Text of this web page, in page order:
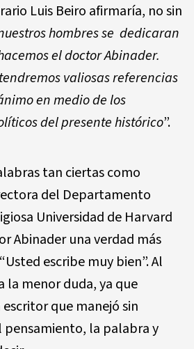
Luis Beiro afirmaría, no sin
hombres se dedicaran
el doctor Abinader.
valiosas referencias
en medio de los
del presente histórico”.
tan ciertas como
del Departamento
Universidad de Harvard
Abinader una verdad más
escribe muy bien”. Al
la menor duda, ya que
que manejó sin
pensamiento, la palabra y